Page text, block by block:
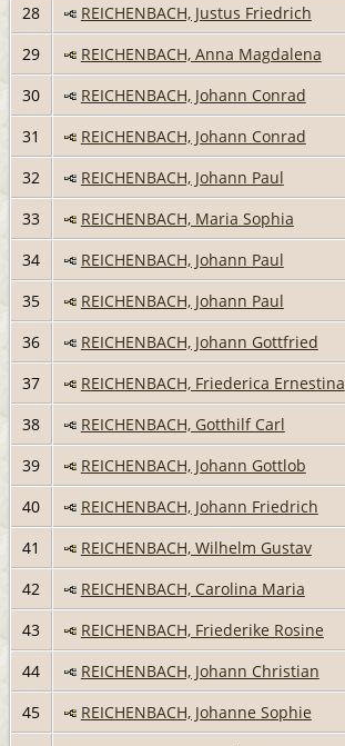
28
REICHENBACH, Justus Friedrich
29
REICHENBACH, Anna Magdalena
30
REICHENBACH, Johann Conrad
31
REICHENBACH, Johann Conrad
32
REICHENBACH, Johann Paul
33
REICHENBACH, Maria Sophia
34
REICHENBACH, Johann Paul
35
REICHENBACH, Johann Paul
36
REICHENBACH, Johann Gottfried
37
REICHENBACH, Friederica Ernestina
38
REICHENBACH, Gotthilf Carl
39
REICHENBACH, Johann Gottlob
40
REICHENBACH, Johann Friedrich
41
REICHENBACH, Wilhelm Gustav
42
REICHENBACH, Carolina Maria
43
REICHENBACH, Friederike Rosine
44
REICHENBACH, Johann Christian
45
REICHENBACH, Johanne Sophie